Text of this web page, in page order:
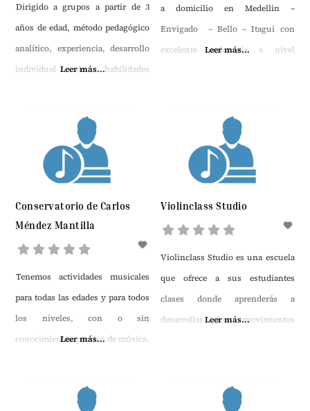
músicos y Directores. Cátedra de
Violín Neisser
Dirigido a grupos a partir de 3
años de edad, método pedagógico
analítico, experiencia, desarrollo
individual de habilidades
Leer más...
a domicilio en Medellin –
Envigado – Bello – Itagui con
excelente pedagogía a nivel
Leer más...
Conservatorio de Carlos
Méndez Mantilla
Tenemos actividades musicales
para todas las edades y para todos
los niveles, con o sin
conocimientos previos de música.
clases, cursos, conciertos… Para
Leer más...
Violinclass Studio
Violinclass Studio es una escuela
que ofrece a sus estudiantes
clases donde aprenderás a
desarrollar los movimientos
Leer más...